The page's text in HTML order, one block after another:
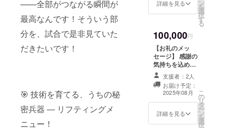
——全部がつながる瞬間が
最高なんです！そういう部
分を、試合で是非見ていた
だきたいです！
🎯 技術を育てる、うちの秘
密兵器 ― リフティングメ
ニュー！
タ製
オルマ
フラー
いたし
ます。
※チー
ム、選
手との
関係性
を、備
考欄に
記載く
(OBOG
、〇〇
詳細を見る ン
を
選
択
す
る
100,000円
【お礼のメッ
セージ】 感謝の
気持ちを込め
て、お礼のメッ
セージをお送り
します。 このリ
ターンは3,000円
のリターンと同
じ内容になりま
支援者：2人
お届け予定：
2025年08月
詳細を見る
こ
の
リ
タ
ー
ン
を
選
択